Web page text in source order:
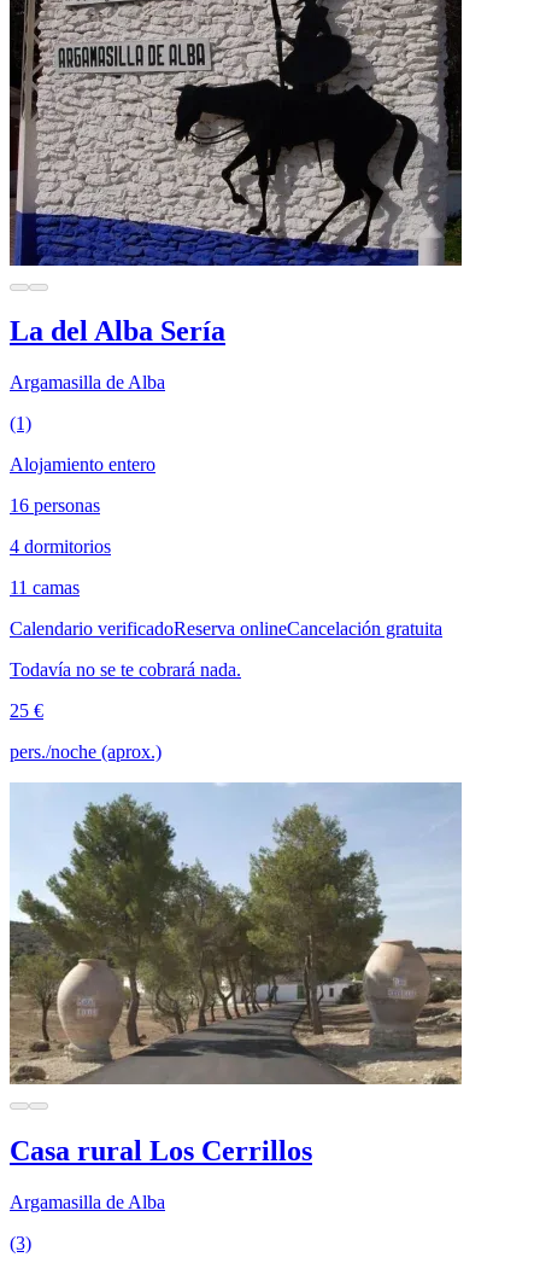
La del Alba Sería
Argamasilla de Alba
(1)
Alojamiento entero
16 personas
4 dormitorios
11 camas
Calendario verificadoReserva onlineCancelación gratuita
Todavía no se te cobrará nada.
25 €
pers./noche (aprox.)
Casa rural Los Cerrillos
Argamasilla de Alba
(3)